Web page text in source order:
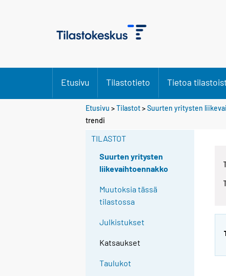
Etusivu Tilastotieto Tietoa
Etusivu >Tilastot>Suurten yritysten
trendi
TILASTOT
Suurten yritysten
liikevaihtoennakko
Muutoksia tässä
tilastossa
Julkistukset
Katsaukset
Taulukot